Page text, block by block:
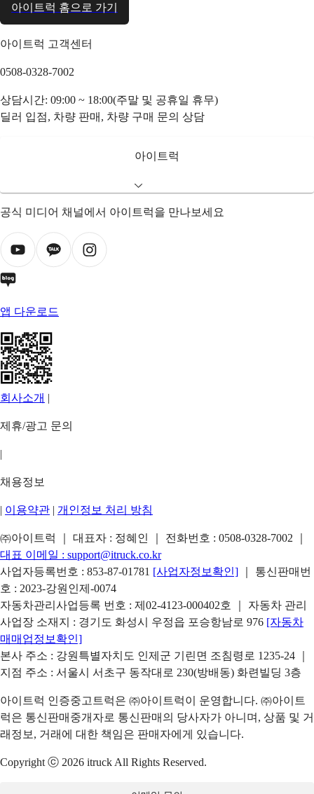
아이트럭 홈으로 가기
아이트럭 고객센터
0508-0328-7002
상담시간: 09:00 ~ 18:00(주말 및 공휴일 휴무)
딜러 입점, 차량 판매, 차량 구매 문의 상담
아이트럭
공식 미디어 채널에서 아이트럭을 만나보세요
앱 다운로드
회사소개 |
제휴/광고 문의
|
채용정보
| 이용약관 | 개인정보 처리 방침
㈜아이트럭 ｜ 대표자 : 정혜인 ｜ 전화번호 : 0508-0328-7002
대표 이메일 : support@itruck.co.kr
사업자등록번호 : 853-87-01781 [사업자정보확인]
｜ 통신판매번
호 : 2023-강원인제-0074
자동차관리사업등록 번호 : 제02-4123-000402호 ｜ 자동차 관리
사업장 소재지 : 경기도 화성시 우정읍 포승항남로 976 [자동차
매매업정보확인]
본사 주소 : 강원특별자치도 인제군 기린면 조침령로 1235-24 ｜
지점 주소 : 서울시 서초구 동작대로 230(방배동) 화련빌딩 3층
아이트럭 인증중고트럭은 ㈜아이트럭이 운영합니다. ㈜아이트
럭은 통신판매중개자로 통신판매의 당사자가 아니며, 상품 및 거
래정보, 거래에 대한 책임은 판매자에게 있습니다.
Copyright ⓒ 2026 itruck All Rights Reserved.